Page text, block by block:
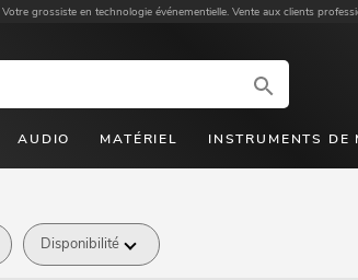
Votre grossiste en technologie événementielle. Vente aux clients
AUDIO MATÉRIEL INSTRUMENTS DE
Disponibilité